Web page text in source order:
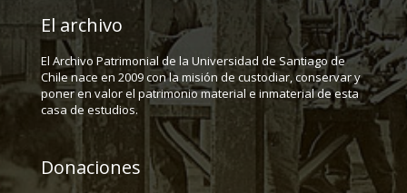
El archivo
El Archivo Patrimonial de la Universidad de Santiago de
Chile nace en 2009 con la misión de custodiar, conservar y
poner en valor el patrimonio material e inmaterial de esta
casa de estudios.
Donaciones